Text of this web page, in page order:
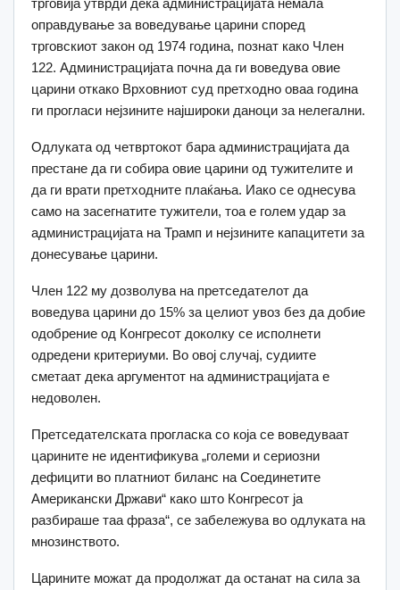
оправдување за воведување царини според
трговскиот закон од 1974 година, познат како Член
122. Администрацијата почна да ги воведува овие
царини откако Врховниот суд претходно оваа година
ги прогласи нејзините најшироки даноци за нелегални.
Одлуката од четвртокот бара администрацијата да
престане да ги собира овие царини од тужителите и
да ги врати претходните плаќања. Иако се однесува
само на засегнатите тужители, тоа е голем удар за
администрацијата на Трамп и нејзините капацитети за
донесување царини.
Член 122 му дозволува на претседателот да
воведува царини до 15% за целиот увоз без да добие
одобрение од Конгресот доколку се исполнети
одредени критериуми. Во овој случај, судиите
сметаат дека аргументот на администрацијата е
недоволен.
Претседателската прогласка со која се воведуваат
царините не идентификува „големи и сериозни
дефицити во платниот биланс на Соединетите
Американски Држави“ како што Конгресот ја
разбираше таа фраза“, се забележува во одлуката на
мнозинството.
Царините можат да продолжат да останат на сила за